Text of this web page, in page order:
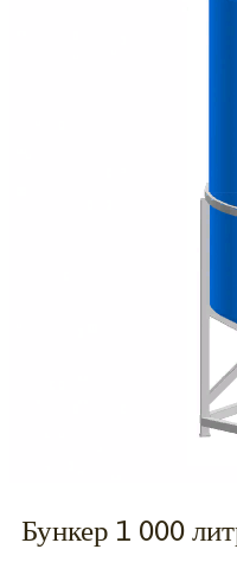
Бункер 1 000